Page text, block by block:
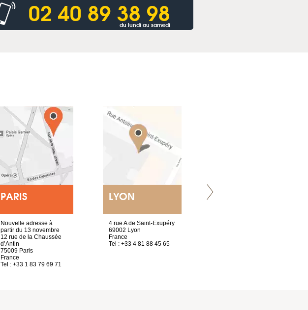
02 40 89 38 98
du lundi au samedi
PARIS
Nouvelle adresse à
partir du 13 novembre
12 rue de la Chaussée
d’Antin
75009 Paris
France
Tel : +33 1 83 79 69 71
LYON
4 rue A de Saint-Exupéry
69002 Lyon
France
Tel : +33 4 81 88 45 65